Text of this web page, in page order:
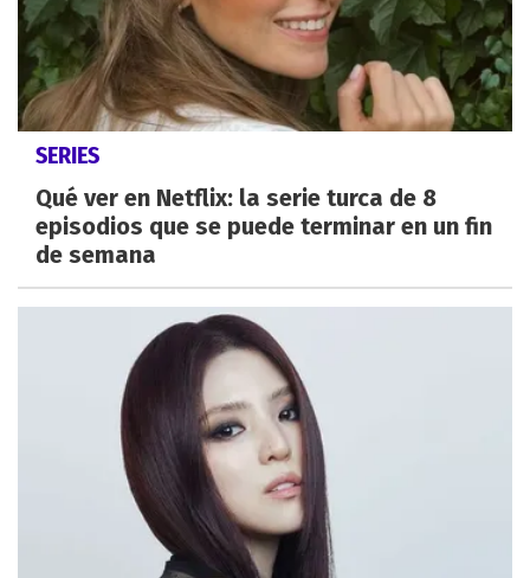
SERIES
Qué ver en Netflix: la serie turca de 8
episodios que se puede terminar en un fin
de semana